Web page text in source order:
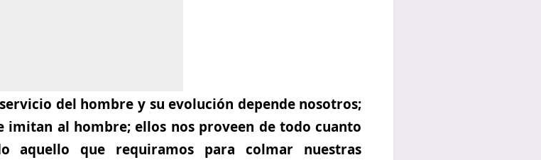
del hombre y su evolución depende nosotros;
imitan al hombre; ellos nos proveen de todo cuanto
aquello que requiramos para colmar nuestras